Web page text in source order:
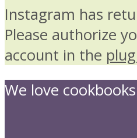
Instagram has
Please authorize
account in the
We love cookbooks